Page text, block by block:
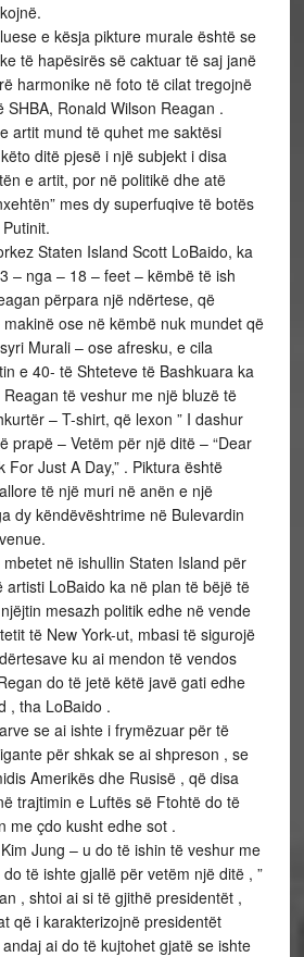
e kësja pikture murale është se
të hapësirës së caktuar të saj janë
harmonike në foto të cilat tregojnë
SHBA, Ronald Wilson Reagan .
artit mund të quhet me saktësi
ditë pjesë i një subjekt i disa
e artit, por në politikë dhe atë
mes dy superfuqive të botës
Staten Island Scott LoBaido, ka
– nga – 18 – feet – këmbë të ish
përpara një ndërtese, që
ose në këmbë nuk mundet që
Murali – ose afresku, e cila
e 40- të Shteteve të Bashkuara ka
të veshur me një bluzë të
– T-shirt, që lexon ” I dashur
prapë – Vetëm për një ditë – “Dear
For Just A Day,” . Piktura është
të një muri në anën e një
dy këndëvështrime në Bulevardin
në ishullin Staten Island për
artisti LoBaido ka në plan të bëjë të
mesazh politik edhe në vende
të New York-ut, mbasi të sigurojë
ku ai mendon të vendos
do të jetë këtë javë gati edhe
, tha LoBaido .
se ai ishte i frymëzuar për të
për shkak se ai shpreson , se
Amerikës dhe Rusisë , që disa
trajtimin e Luftës së Ftohtë do të
me çdo kusht edhe sot .
Jung – u do të ishin të veshur me
të ishte gjallë për vetëm një ditë , ”
, shtoi ai si të gjithë presidentët ,
që i karakterizojnë presidentët
ai do të kujtohet gjatë se ishte